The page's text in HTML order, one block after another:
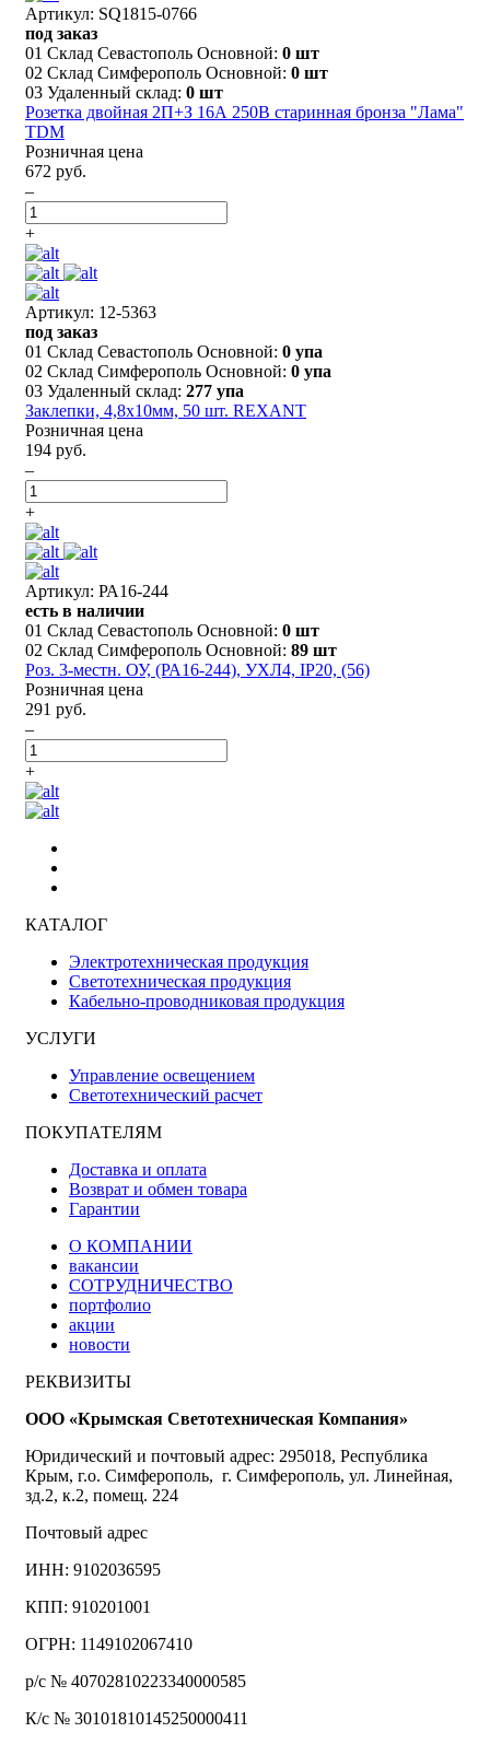
Артикул: SQ1815-0766
под заказ
01 Склад Севастополь Основной: 0 шт
02 Склад Симферополь Основной: 0 шт
03 Удаленный склад: 0 шт
Розетка двойная 2П+З 16А 250В старинная бронза "Лама"
TDM
Розничная цена
672 руб.
–
+
Артикул: 12-5363
под заказ
01 Склад Севастополь Основной: 0 упа
02 Склад Симферополь Основной: 0 упа
03 Удаленный склад: 277 упа
Заклепки, 4,8x10мм, 50 шт. REXANT
Розничная цена
194 руб.
–
+
Артикул: РА16-244
есть в наличии
01 Склад Севастополь Основной: 0 шт
02 Склад Симферополь Основной: 89 шт
Роз. 3-местн. ОУ, (РА16-244), УХЛ4, IP20, (56)
Розничная цена
291 руб.
–
+
КАТАЛОГ
Электротехническая продукция
Светотехническая продукция
Кабельно-проводниковая продукция
УСЛУГИ
Управление освещением
Светотехнический расчет
ПОКУПАТЕЛЯМ
Доставка и оплата
Возврат и обмен товара
Гарантии
О КОМПАНИИ
вакансии
СОТРУДНИЧЕСТВО
портфолио
акции
новости
РЕКВИЗИТЫ
ООО «Крымская Светотехническая Компания»
Юридический и почтовый адрес: 295018, Республика
Крым, г.о. Симферополь, г. Симферополь, ул. Линейная,
зд.2, к.2, помещ. 224
Почтовый адрес
ИНН: 9102036595
КПП: 910201001
ОГРН: 1149102067410
р/с № 40702810223340000585
К/с № 30101810145250000411